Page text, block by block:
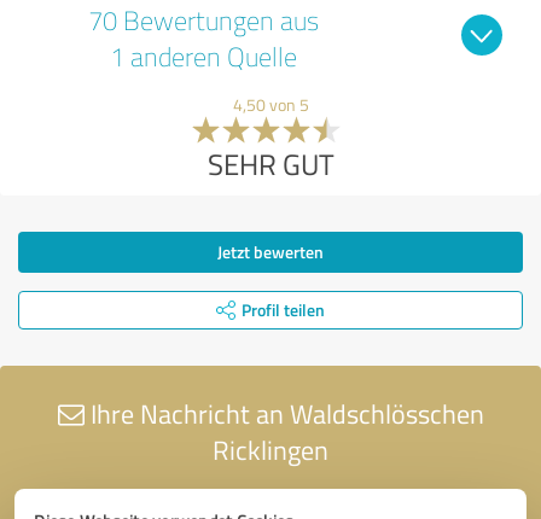
70 Bewertungen aus
1 anderen Quelle
4,50 von 5
SEHR GUT
Jetzt bewerten
Profil teilen
Ihre Nachricht an Waldschlösschen
Ricklingen